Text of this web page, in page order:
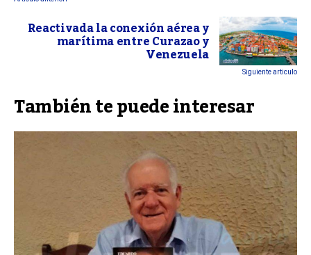
Reactivada la conexión aérea y
marítima entre Curazao y
Venezuela
Siguiente articulo
También te puede interesar